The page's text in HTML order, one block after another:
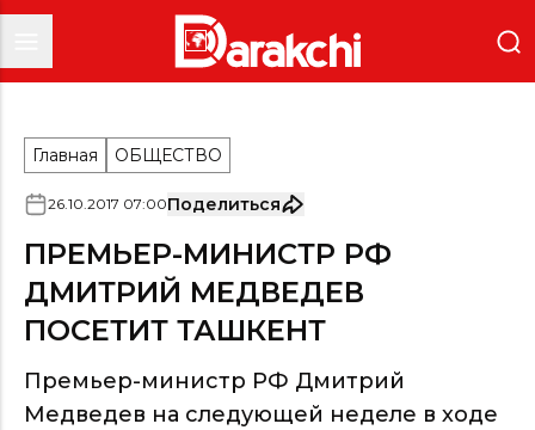
Главная ОБЩЕСТВО
26.10.2017 07:00Поделиться
ПРЕМЬЕР-МИНИСТР РФ
ДМИТРИЙ МЕДВЕДЕВ
ПОСЕТИТ ТАШКЕНТ
Премьер-министр РФ Дмитрий
Медведев на следующей неделе в ходе